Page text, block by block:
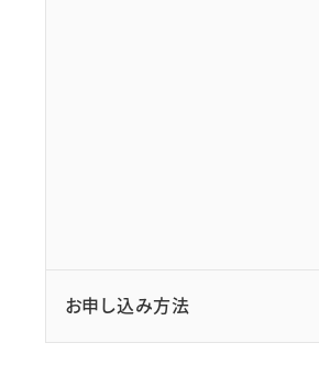
お申し込み方法